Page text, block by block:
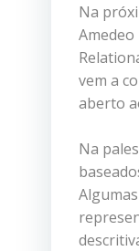
Na
Amedeo
vem a
aberto
Na